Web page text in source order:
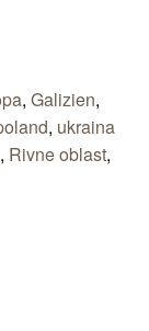
, Galizien,
, ukraina
, Rivne oblast,